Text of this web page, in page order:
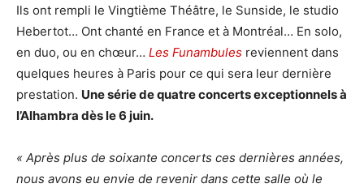
Ils ont rempli le Vingtième Théâtre, le Sunside, le studio
Hebertot… Ont chanté en France et à Montréal… En solo,
en duo, ou en chœur… Les Funambules reviennent dans
quelques heures à Paris pour ce qui sera leur dernière
prestation. Une série de quatre concerts exceptionnels à
l’Alhambra dès le 6 juin.
« Après plus de soixante concerts ces dernières années,
nous avons eu envie de revenir dans cette salle où le